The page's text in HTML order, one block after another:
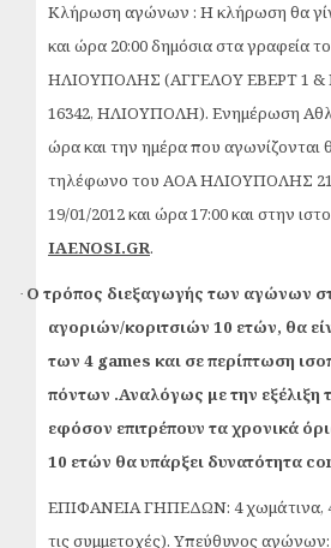
Κλήρωση αγώνων : Η κλήρωση θα
και ώρα 20:00 δημόσια στα γραφεία
ΗΛΙΟΥΠΟΛΗΣ (ΑΓΓΕΛΟΥ ΕΒΕΡΤ 1
16342, ΗΛΙΟΥΠΟΛΗ). Ενημέρωση
ώρα και την ημέρα που αγωνίζονται
τηλέφωνο του ΑOA ΗΛΙΟΥΠΟΛΗΣ
19/01/2012 και ώρα 17:00 και στην
ΙΑENOSI.GR.
· Ο τρόπος διεξαγωγής των αγώνων
αγοριών/κοριτσιών 10 ετών, θα
των 4 games και σε περίπτωση
πόντων .Αναλόγως με την
εφόσον επιτρέπουν τα χρονικά
10 ετών θα υπάρξει δυνατότητα
ΕΠΙΦΑΝΕΙΑ ΓΗΠΕΔΩΝ: 4 χωμάτινα,
τις συμμετοχές). Υπεύθυνος